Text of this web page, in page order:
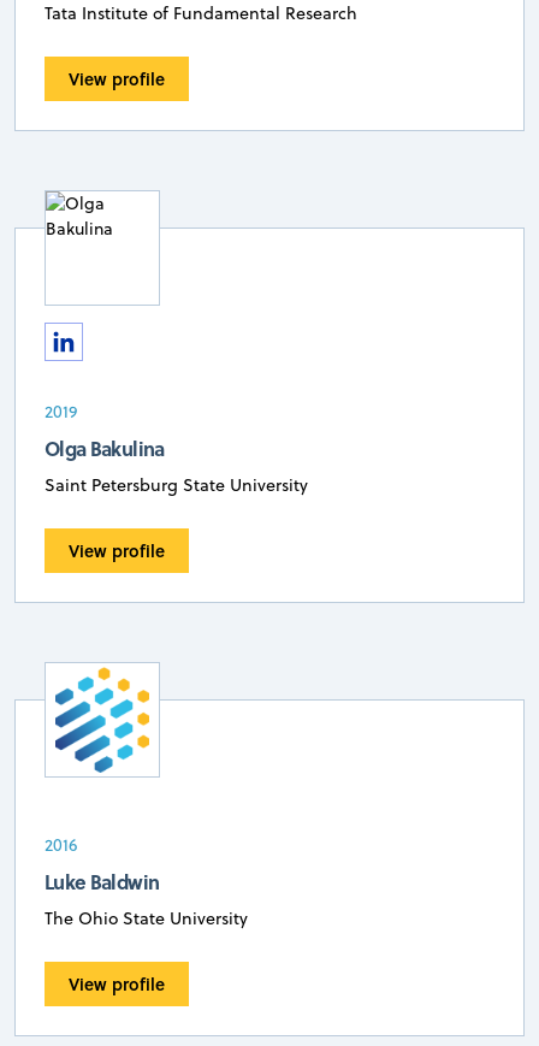
Tata Institute of Fundamental Research
View profile
2019
Olga Bakulina
Saint Petersburg State University
View profile
2016
Luke Baldwin
The Ohio State University
View profile